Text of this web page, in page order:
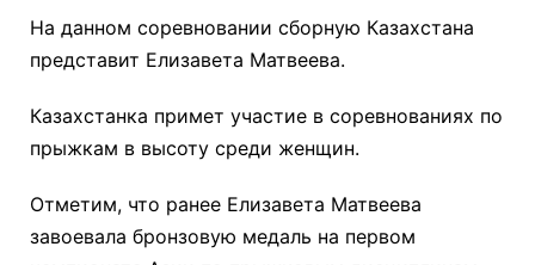
На данном соревновании сборную Казахстана
представит Елизавета Матвеева.
Казахстанка примет участие в соревнованиях по
прыжкам в высоту среди женщин.
Отметим, что ранее Елизавета Матвеева
завоевала бронзовую медаль на первом